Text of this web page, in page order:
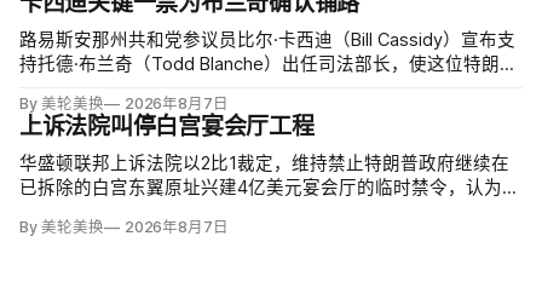
路易斯安那州共和党参议员比尔·卡西迪（Bill Cassidy）宣布支
持托德·布兰奇（Todd Blanche）出任司法部长，使这位特朗普
By 美轮美换 2026年8月7日
上诉法院叫停白宫宴会厅工程
华盛顿联邦上诉法院以2比1裁定，维持禁止特朗普政府继续在
已拆除的白宫东翼原址兴建4亿美元宴会厅的临时禁令，认为该
保护信托去年起诉称，政府未获国会许可便拆除东翼并开建约9
By 美轮美换 2026年8月7日